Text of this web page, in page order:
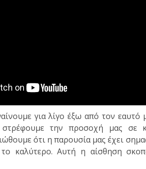
για λίγο έξω από τον εαυτό
στρέφουμε την προσοχή μας σε
ότι η παρουσία μας έχει
καλύτερο. Αυτή η αίσθηση